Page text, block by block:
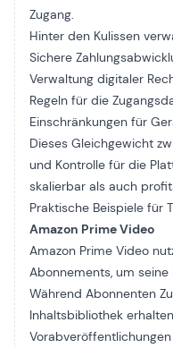
Zugang.
Hinter den Kulissen
Sichere
Verwaltung digitaler
Regeln für die
Einschränkungen für
Dieses Gleichgewicht
und Kontrolle für die
skalierbar als auch
Praktische Beispiele für
Amazon Prime Video
Amazon Prime Video
Abonnements, um seine
Während Abonnenten
Inhaltsbibliothek